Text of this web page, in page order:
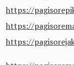
https://
https://
https://